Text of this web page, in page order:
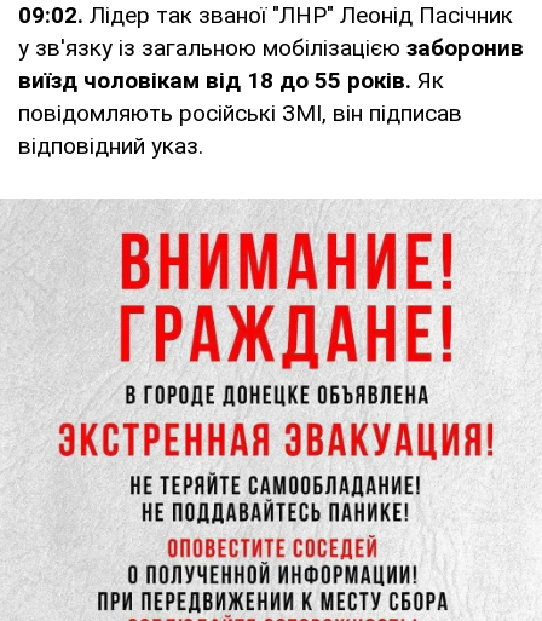
09:02. Лідер так званої "ЛНР" Леонід Пасічник
у зв'язку із загальною мобілізацією заборонив
виїзд чоловікам від 18 до 55 років. Як
повідомляють російські ЗМІ, він підписав
відповідний указ.